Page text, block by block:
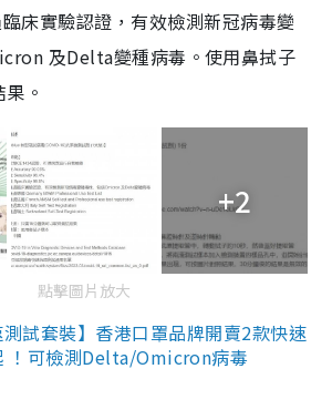
床實驗認證，有效檢測新冠病毒變
及Delta變種病毒。使用鼻拭子
。
+2
點擊圖片放大
試套裝】香港口罩品牌開賣2款快速
！可檢測Delta/Omicron病毒